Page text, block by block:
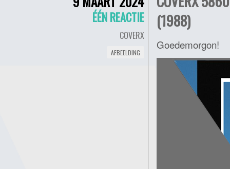
ÉÉN REACTIE
COVERX
AFBEELDING
(1988)
Goedemorgon!